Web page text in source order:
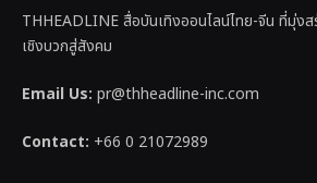
THHEADLINE สื่อบันเทิงออนไลน์ไทย-จีน ที่มุ่ง
เชิงบวกสู่สังคม
Email Us: pr@thheadline-inc.com
Contact: +66 0 21072989